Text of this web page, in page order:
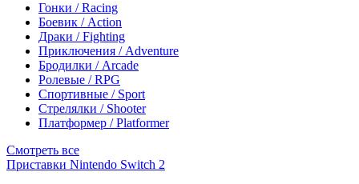
Гонки / Racing
Боевик / Action
Драки / Fighting
Приключения / Adventure
Бродилки / Arcade
Ролевые / RPG
Спортивные / Sport
Стрелялки / Shooter
Платформер / Platformer
Смотреть все
Приставки Nintendo Switch 2